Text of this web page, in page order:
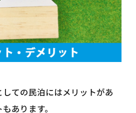
ての民泊にはメリットがあ
あります。